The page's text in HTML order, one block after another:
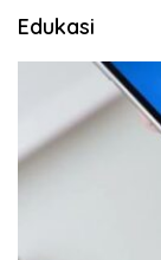
Edukasi